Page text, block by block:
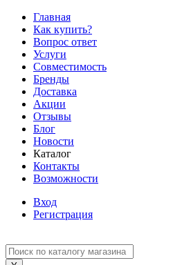
Главная
Как купить?
Вопрос ответ
Услуги
Совместимость
Бренды
Доставка
Акции
Отзывы
Блог
Новости
Каталог
Контакты
Возможности
Вход
Регистрация